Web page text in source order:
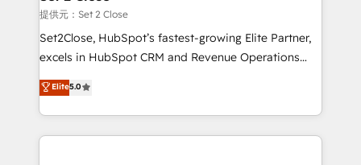
improvement & construction, branding and
commercialization, real estate, health, education,
SaaS, Software Dev & IT and consulting, make the
the United States, EU, UAE, Mexico and Latin
America. From casual user to super fan: make
提供元：Set 2 Close
Set2Close, HubSpot’s fastest-growing Elite Partner,
excels in HubSpot CRM and Revenue Operations
(RevOps) services to boost B2B sales and growth.
As a top HubSpot Elite Partner, we specialize in
custom HubSpot CRM solutions. Our experts design,
implement, and optimize systems to enhance user
Elite5.0